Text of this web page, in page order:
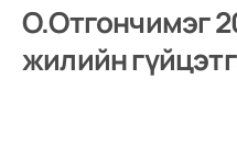
О.Отгончимэг
жилийн